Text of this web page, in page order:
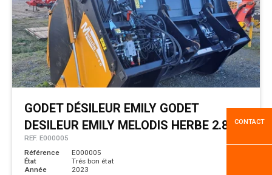
GODET DÉSILEUR EMILY GODET
DESILEUR EMILY MELODIS HERBE 2.80M
REF. E000005
Référence
E000005
État
Trés bon état
Année
2023
CONTACT